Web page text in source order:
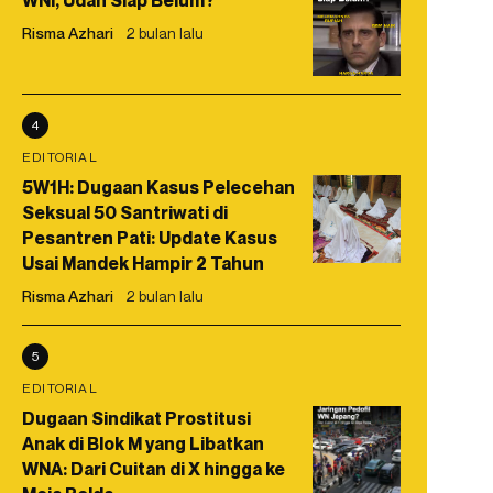
Risma Azhari 2 bulan lalu
4
EDITORIAL
5W1H: Dugaan Kasus Pelecehan
Seksual 50 Santriwati di
Pesantren Pati: Update Kasus
Usai Mandek Hampir 2 Tahun
Risma Azhari 2 bulan lalu
5
EDITORIAL
Dugaan Sindikat Prostitusi
Anak di Blok M yang Libatkan
WNA: Dari Cuitan di X hingga ke